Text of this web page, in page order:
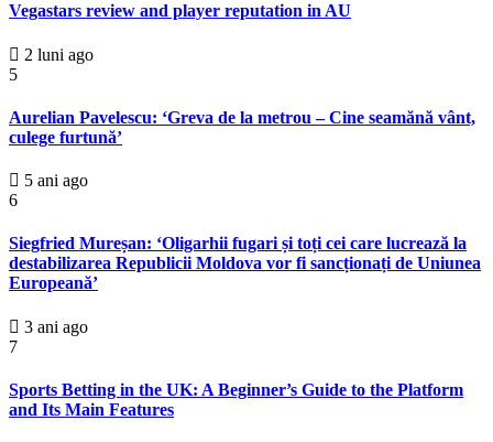
Vegastars review and player reputation in AU
2 luni ago
5
Aurelian Pavelescu: ‘Greva de la metrou – Cine seamănă vânt,
culege furtună’
5 ani ago
6
Siegfried Mureșan: ‘Oligarhii fugari și toți cei care lucrează la
destabilizarea Republicii Moldova vor fi sancționați de Uniunea
Europeană’
3 ani ago
7
Sports Betting in the UK: A Beginner’s Guide to the Platform
and Its Main Features